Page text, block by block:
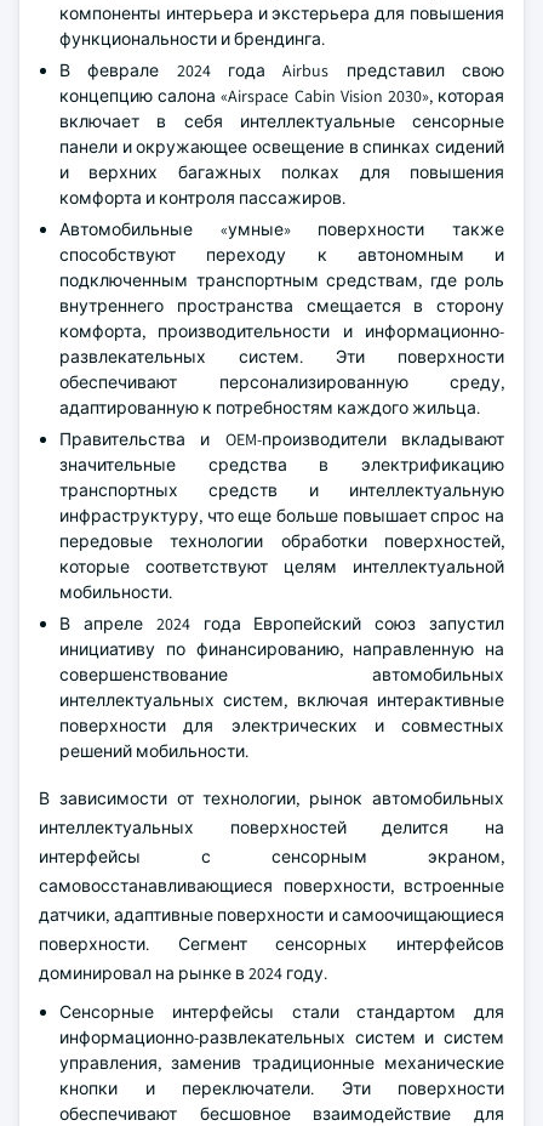
компоненты интерьера и экстерьера для повышения
функциональности и брендинга.
В феврале 2024 года Airbus представил свою
концепцию салона «Airspace Cabin Vision 2030», которая
включает в себя интеллектуальные сенсорные
панели и окружающее освещение в спинках сидений
и верхних багажных полках для повышения
комфорта и контроля пассажиров.
Автомобильные «умные» поверхности также
способствуют переходу к автономным и
подключенным транспортным средствам, где роль
внутреннего пространства смещается в сторону
комфорта, производительности и информационно-
развлекательных систем. Эти поверхности
обеспечивают персонализированную среду,
адаптированную к потребностям каждого жильца.
Правительства и OEM-производители вкладывают
значительные средства в электрификацию
транспортных средств и интеллектуальную
инфраструктуру, что еще больше повышает спрос на
передовые технологии обработки поверхностей,
которые соответствуют целям интеллектуальной
мобильности.
В апреле 2024 года Европейский союз запустил
инициативу по финансированию, направленную на
совершенствование автомобильных
интеллектуальных систем, включая интерактивные
поверхности для электрических и совместных
решений мобильности.
В зависимости от технологии, рынок автомобильных
интеллектуальных поверхностей делится на
интерфейсы с сенсорным экраном,
самовосстанавливающиеся поверхности, встроенные
датчики, адаптивные поверхности и самоочищающиеся
поверхности. Сегмент сенсорных интерфейсов
доминировал на рынке в 2024 году.
Сенсорные интерфейсы стали стандартом для
информационно-развлекательных систем и систем
управления, заменив традиционные механические
кнопки и переключатели. Эти поверхности
обеспечивают бесшовное взаимодействие для